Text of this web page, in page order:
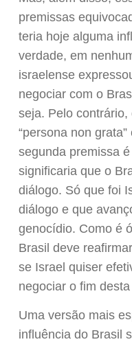
premissas
teria hoje alguma
verdade, em
israelense
negociar com o
seja. Pelo
“persona non
segunda premissa
significaria que o
diálogo. Só que foi
diálogo e que
genocídio. Como é
Brasil deve
se Israel quiser
negociar o fim
Uma versão mais
influência do Brasil